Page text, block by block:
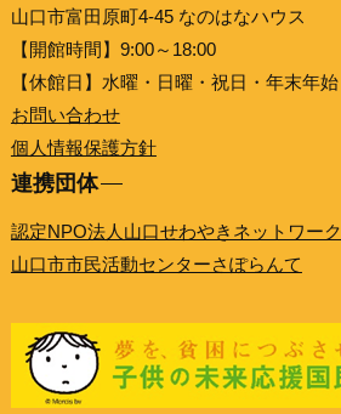
山口市富田原町4-45 なのはなハウス
【開館時間】9:00～18:00
【休館日】水曜・日曜・祝日・年末年始
お問い合わせ
個人情報保護方針
連携団体
認定NPO法人山口せわやきネットワーク
山口市市民活動センターさぽらんて